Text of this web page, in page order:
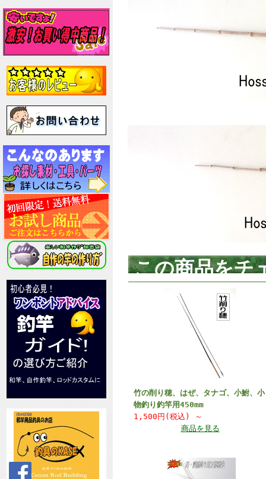
この商品をチ
竹の削り穂、はぜ、タナゴ、小鮒、小
物釣り釣竿用450mm
1,500円(税込)
～
商品を見る